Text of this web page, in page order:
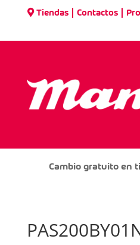
Tiendas |Contactos
Cambio gratuito en